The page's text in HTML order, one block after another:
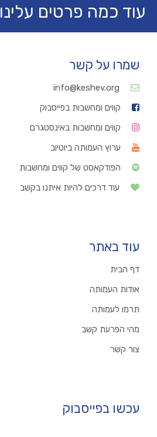
עוד כמה פרטים עלינו
שמרו על קשר
קווים ומחשבות בפייסבוק
קווים ומחשבות באינסטגרם
ערוץ העמותה ביוטיוב
הפודקאסט של קווים ומחשבות
עוד דרכים להיות איתנו בקשב
עוד באתר
דף הבית
אודות העמותה
תרמו לעמותה
מהי הפרעת קשב
צור קשר
עכשו בפייסבוק